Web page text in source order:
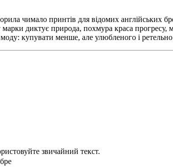
чимало принтів для відомих англійських
диктує природа, похмура краса
моду: купувати менше, але улюбленого і
звичайний текст.